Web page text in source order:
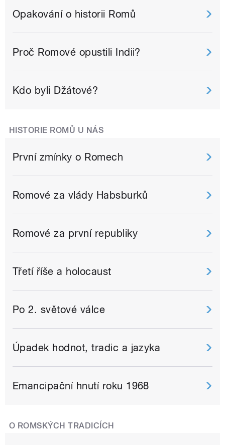
Opakování o historii Romů
Proč Romové opustili Indii?
Kdo byli Džátové?
HISTORIE ROMŮ U NÁS
První zmínky o Romech
Romové za vlády Habsburků
Romové za první republiky
Třetí říše a holocaust
Po 2. světové válce
Úpadek hodnot, tradic a jazyka
Emancipační hnutí roku 1968
O ROMSKÝCH TRADICÍCH